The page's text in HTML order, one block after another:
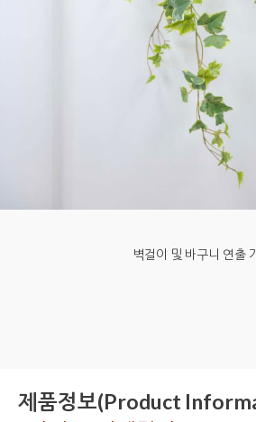
벽걸이 및 바구니 연출
제품정보(Product